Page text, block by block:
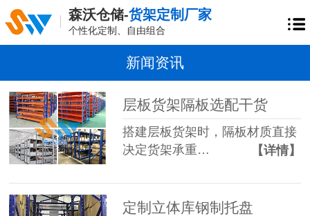
森沃仓储-货架定制厂家
个性化定制、自由组合
新闻资讯
层板货架隔板选配干货
搭建层板货架时，隔板材质直接
决定货架承重…
【详情】
定制立体库钢制托盘